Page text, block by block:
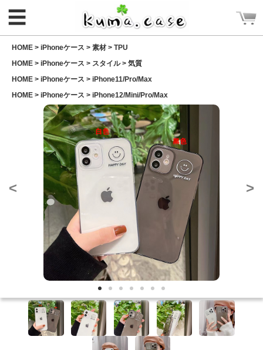
ログイン
新規会員登録
CATEGORY
ホーム
Rakuma iPhone ケース
Rakuma 高品質 財布
iPhoneケース
ケースDIY
新商品
☰
HOME > iPhoneケース > 素材 > TPU
HOME > iPhoneケース > スタイル> 気質
HOME > iPhoneケース > iPhone11/Pro/Max
HOME > iPhoneケース > iPhone12/Mini/Pro/Max
< >